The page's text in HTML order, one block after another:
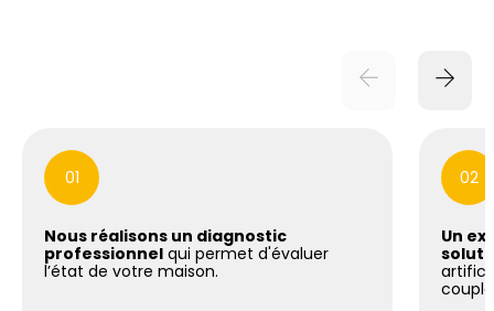
01
Nous réalisons un diagnostic
professionnel qui permet d'évaluer
l’état de votre maison.
02
Un